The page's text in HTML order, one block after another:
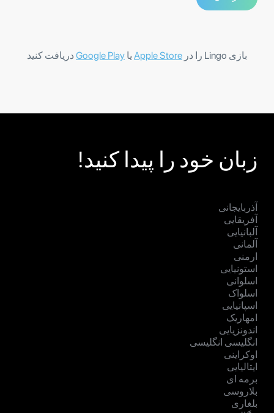
بازی Lingo را در Apple Store یا Google Play دریافت کنید
زبان خود را پیدا کنید!
آذربایجانی
آفریقایی
آلبانیایی
آلمانی
ارمنی
استونیایی
اسلوانی
اسلواک
اسپانیایی
امهاریک
اندونزیایی
انگلیسی انگلیسی
اوکراینی
ایتالیایی
برمه ای
بلاروسی
بلغاری